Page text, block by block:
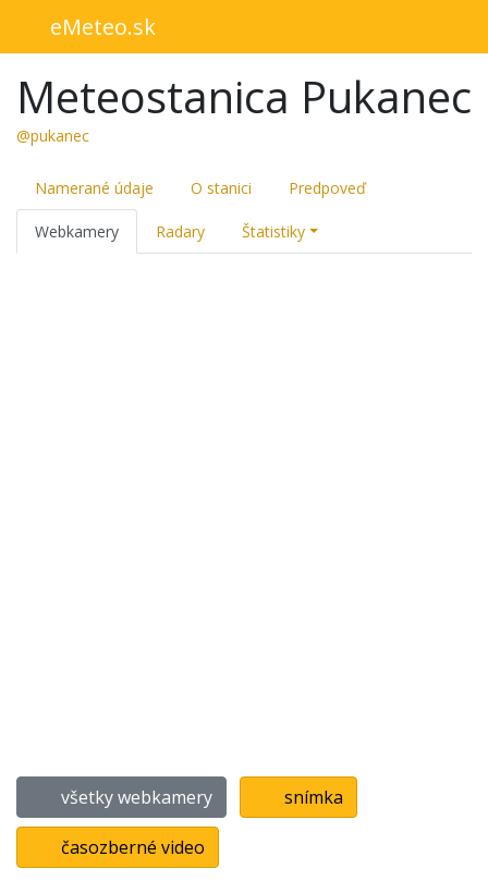
eMeteo.sk
Meteostanica Pukanec
@pukanec
Namerané údaje O stanici Predpoveď
Webkamery Radary Štatistiky
všetky webkamery snímka
časozberné video